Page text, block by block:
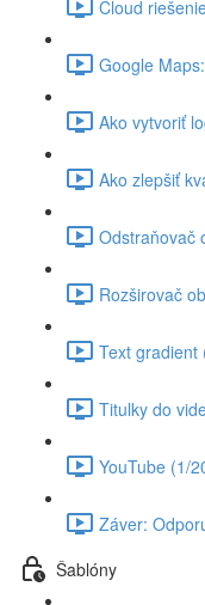
Cloud
Google
Ako vytvoriť
Ako zlepšiť
Odstraňovač
Rozširovač
Text gradient
Titulky do
YouTube (1/
Záver:
Šablóny